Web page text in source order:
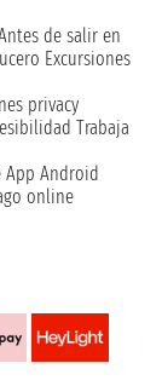
de salir en
Excursiones
privacy
Trabaja
App Android
online